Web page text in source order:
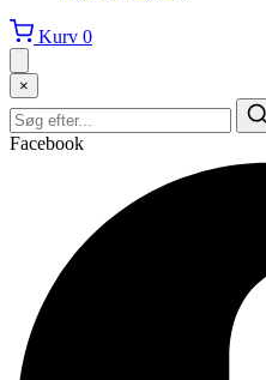
Kurv 0
×
Facebook